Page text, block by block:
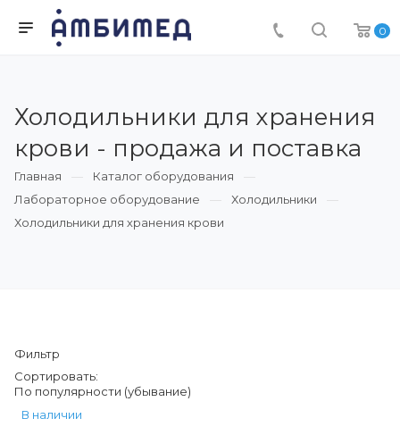
0
Холодильники для хранения
крови - продажа и поставка
Главная
Каталог оборудования
Лабораторное оборудование
Холодильники
Холодильники для хранения крови
Фильтр
Сортировать:
По популярности (убывание)
В наличии